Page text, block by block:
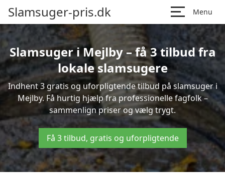
Slamsuger-pris.dk Menu
Slamsuger i Mejlby – få 3 tilbud fra
lokale slamsugere
Indhent 3 gratis og uforpligtende tilbud på slamsuger i
Mejlby. Få hurtig hjælp fra professionelle fagfolk –
sammenlign priser og vælg trygt.
Få 3 tilbud, gratis og uforpligtende